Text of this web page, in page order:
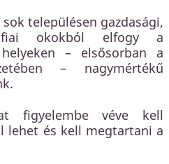
településen gazdasági,
okokból elfogy a
– elsősorban a
– nagymértékű
figyelembe véve kell
lehet és kell megtartani a